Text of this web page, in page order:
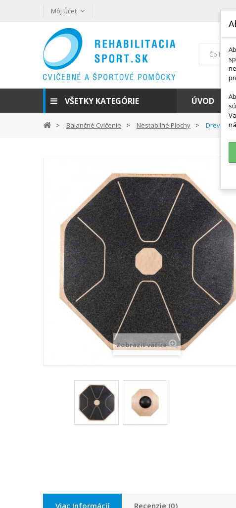
Môj Účet
VŠETKY KATEGÓRIE ÚVOD
Balančné Cvičenie Nestabilné Plochy Drevená
Zobraziť väčšie
Viac Informácií Recenzie (0)